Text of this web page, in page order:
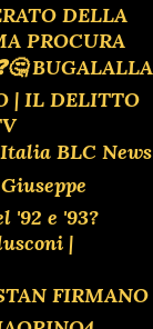
DELLA
PROCURA
BUGALALLA
| IL DELITTO
BLC News
'92 e '93?
|
FIRMANO